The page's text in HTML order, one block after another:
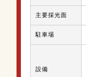
主要採光面
駐車場
設備